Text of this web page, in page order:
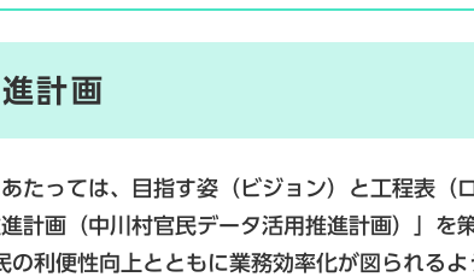
計画
たっては、目指す姿（ビジョン）と工程表（
計画（中川村官民データ活用推進計画）」を
の利便性向上とともに業務効率化が図られる